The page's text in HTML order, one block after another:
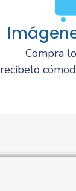
Compra
recíbelo